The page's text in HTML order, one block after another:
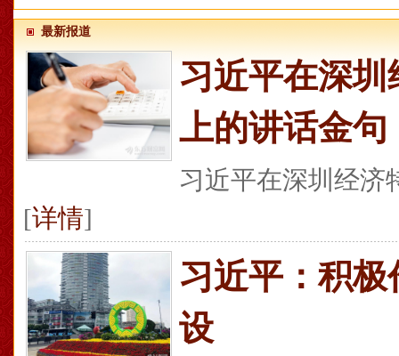
最新报道
习近平在深
上的讲话金句
习近平在深圳经济
[详情]
习近平：积
设